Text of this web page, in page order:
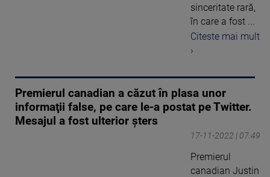
sinceritate rară,
în care a fost ...
Citeste mai mult
›
Premierul canadian a căzut în plasa unor
informaţii false, pe care le-a postat pe Twitter.
Mesajul a fost ulterior șters
17-11-2022 | 07:49
Premierul
canadian Justin